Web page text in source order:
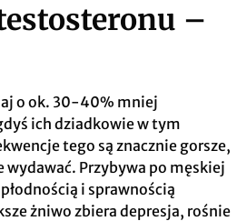
–
o ok. 30-40% mniej
ich dziadkowie w tym
tego są znacznie gorsze,
wydawać. Przybywa po męskiej
i sprawnością
żniwo zbiera depresja, rośnie